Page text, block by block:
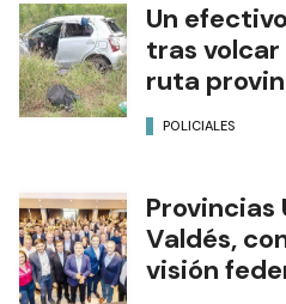
Un
tras
ruta
POLICIALES
Provincias
Valdés,
visión